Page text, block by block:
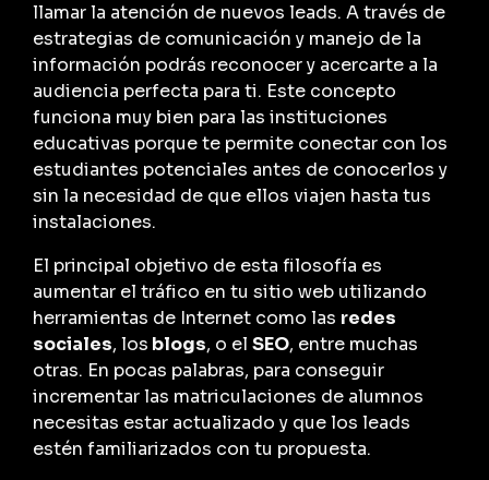
llamar la atención de nuevos leads. A través de
estrategias de comunicación y manejo de la
información podrás reconocer y acercarte a la
audiencia perfecta para ti. Este concepto
funciona muy bien para las instituciones
educativas porque te permite conectar con los
estudiantes potenciales antes de conocerlos y
sin la necesidad de que ellos viajen hasta tus
instalaciones.
El principal objetivo de esta filosofía es
aumentar el tráfico en tu sitio web utilizando
herramientas de Internet como las redes
sociales, los blogs, o el SEO, entre muchas
otras. En pocas palabras, para conseguir
incrementar las matriculaciones de alumnos
necesitas estar actualizado y que los leads
estén familiarizados con tu propuesta.